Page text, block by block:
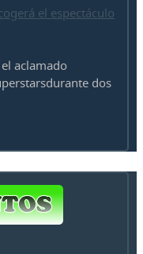
el espectáculo
aclamado
dos